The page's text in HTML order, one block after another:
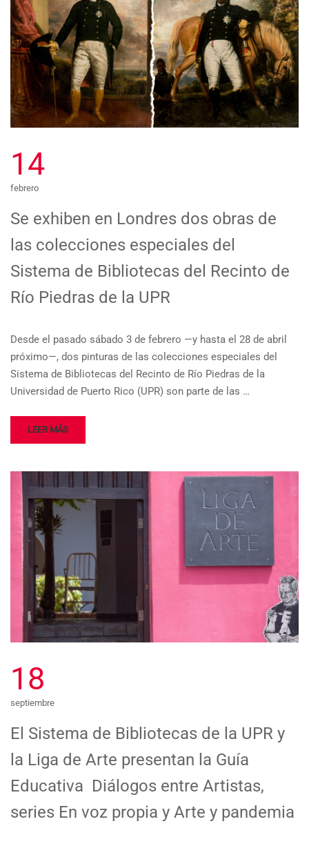
14
febrero
Se exhiben en Londres dos obras de
las colecciones especiales del
Sistema de Bibliotecas del Recinto de
Río Piedras de la UPR
Desde el pasado sábado 3 de febrero —y hasta el 28 de abril
próximo—, dos pinturas de las colecciones especiales del
Sistema de Bibliotecas del Recinto de Río Piedras de la
Universidad de Puerto Rico (UPR) son parte de las …
LEER MÁS
18
septiembre
El Sistema de Bibliotecas de la UPR y
la Liga de Arte presentan la Guía
Educativa Diálogos entre Artistas,
series En voz propia y Arte y pandemia